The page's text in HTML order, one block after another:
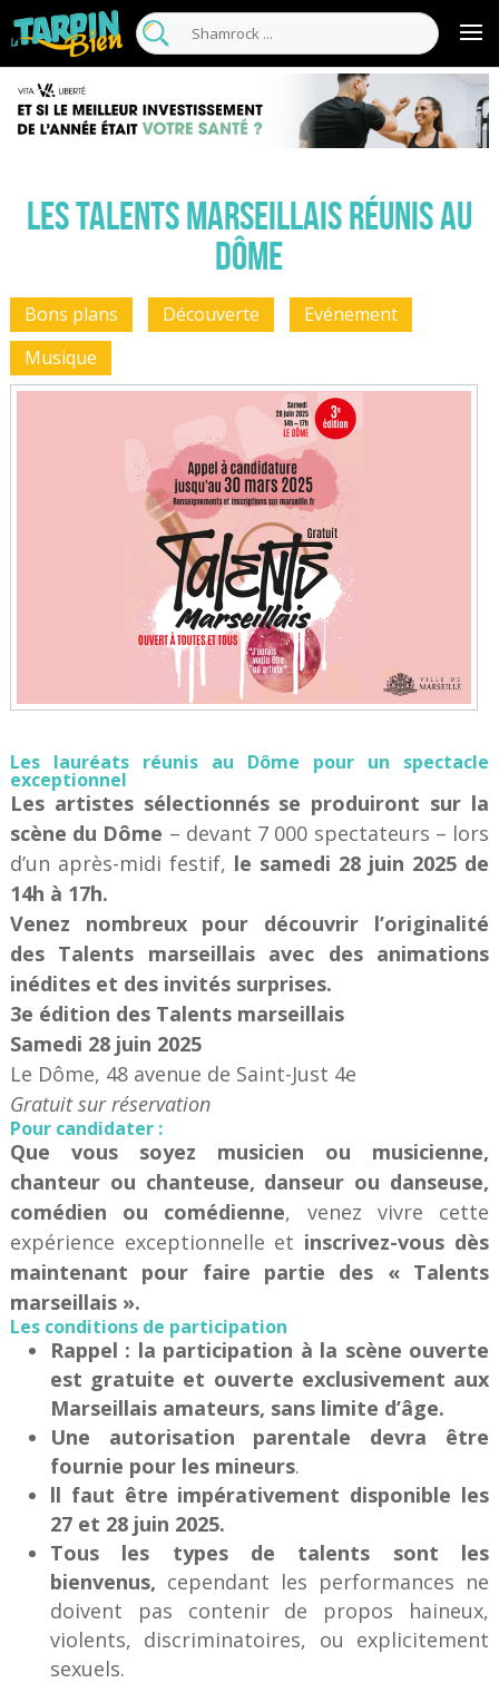
Les Talents Marseillais réunis au
Dôme
Bons plans Découverte
Evénement
Musique
Les lauréats réunis au Dôme pour un spectacle
exceptionnel
Les artistes sélectionnés se produiront sur la
scène du Dôme – devant 7 000 spectateurs – lors
d’un après-midi festif, le samedi 28 juin 2025 de
14h à 17h.
Venez nombreux pour découvrir l’originalité
des Talents marseillais avec des animations
inédites et des invités surprises.
3e édition des Talents marseillais
Samedi 28 juin 2025
Le Dôme, 48 avenue de Saint­-Just 4e
Gratuit sur réservation
Pour candidater :
Que vous soyez musicien ou musicienne,
chanteur ou chanteuse, danseur ou danseuse,
comédien ou comédienne, venez vivre cette
expérience exceptionnelle et inscrivez-vous dès
maintenant pour faire partie des « Talents
marseillais ».
Les conditions de participation
Rappel : la participation à la scène ouverte
est gratuite et ouverte exclusivement aux
Marseillais amateurs, sans limite d’âge.
Une autorisation parentale devra être
fournie pour les mineurs.
ll faut être impérativement disponible les
27 et 28 juin 2025.
Tous les types de talents sont les
bienvenus, cependant les performances ne
doivent pas contenir de propos haineux,
violents, discriminatoires, ou explicitement
sexuels.